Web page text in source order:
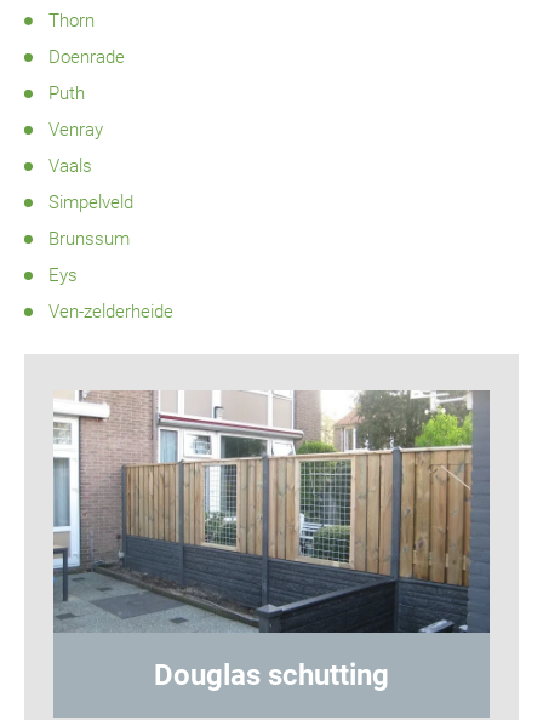
Thorn
Doenrade
Puth
Venray
Vaals
Simpelveld
Brunssum
Eys
Ven-zelderheide
Hout-